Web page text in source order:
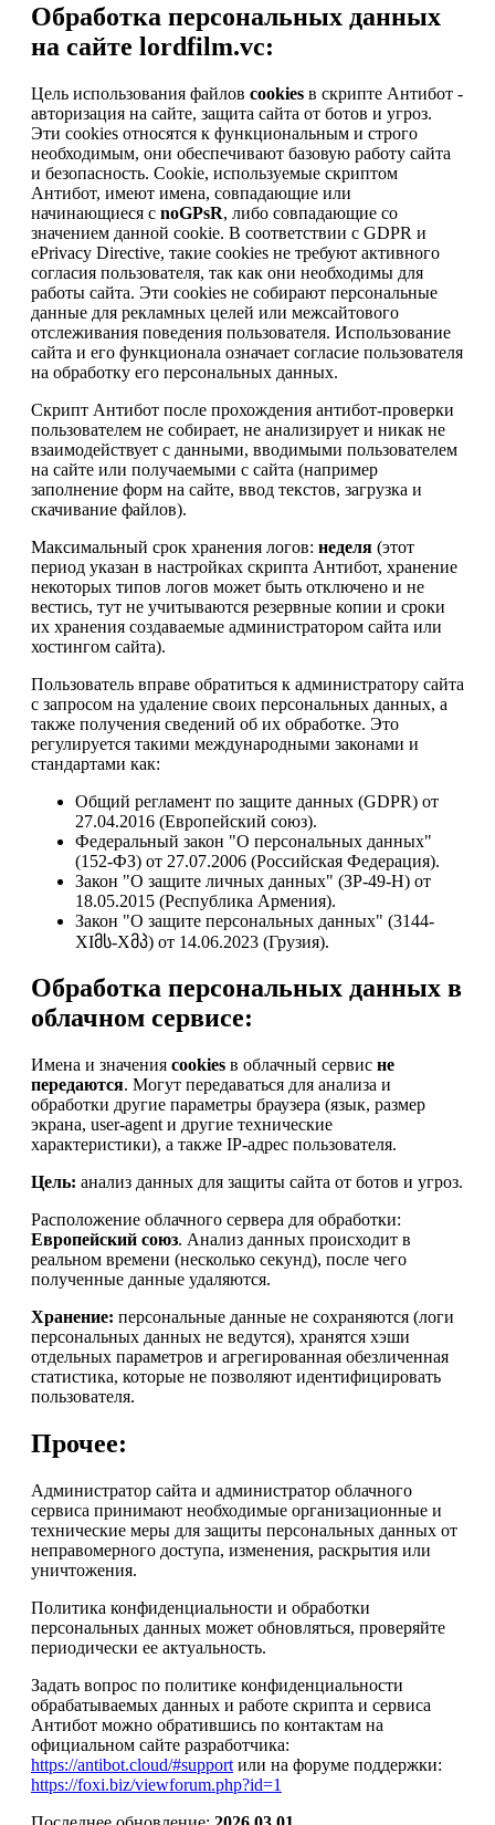
Обработка персональных данных
на сайте lordfilm.vc:
Цель использования файлов cookies в скрипте Антибот -
авторизация на сайте, защита сайта от ботов и угроз.
Эти cookies относятся к функциональным и строго
необходимым, они обеспечивают базовую работу сайта
и безопасность. Cookie, используемые скриптом
Антибот, имеют имена, совпадающие или
начинающиеся с noGPsR, либо совпадающие со
значением данной cookie. В соответствии с GDPR и
ePrivacy Directive, такие cookies не требуют активного
согласия пользователя, так как они необходимы для
работы сайта. Эти cookies не собирают персональные
данные для рекламных целей или межсайтового
отслеживания поведения пользователя. Использование
сайта и его функционала означает согласие пользователя
на обработку его персональных данных.
Скрипт Антибот после прохождения антибот-проверки
пользователем не собирает, не анализирует и никак не
взаимодействует с данными, вводимыми пользователем
на сайте или получаемыми с сайта (например
заполнение форм на сайте, ввод текстов, загрузка и
скачивание файлов).
Максимальный срок хранения логов: неделя (этот
период указан в настройках скрипта Антибот, хранение
некоторых типов логов может быть отключено и не
вестись, тут не учитываются резервные копии и сроки
их хранения создаваемые администратором сайта или
хостингом сайта).
Пользователь вправе обратиться к администратору сайта
с запросом на удаление своих персональных данных, а
также получения сведений об их обработке. Это
регулируется такими международными законами и
стандартами как:
Общий регламент по защите данных (GDPR) от
27.04.2016 (Европейский союз).
Федеральный закон "О персональных данных"
(152-ФЗ) от 27.07.2006 (Российская Федерация).
Закон "О защите личных данных" (ЗР-49-Н) от
18.05.2015 (Республика Армения).
Закон "О защите персональных данных" (3144-
XIმს-Xმპ) от 14.06.2023 (Грузия).
Обработка персональных данных в
облачном сервисе:
Имена и значения cookies в облачный сервис не
передаются. Могут передаваться для анализа и
обработки другие параметры браузера (язык, размер
экрана, user-agent и другие технические
характеристики), а также IP-адрес пользователя.
Цель: анализ данных для защиты сайта от ботов и угроз.
Расположение облачного сервера для обработки:
Европейский союз. Анализ данных происходит в
реальном времени (несколько секунд), после чего
полученные данные удаляются.
Хранение: персональные данные не сохраняются (логи
персональных данных не ведутся), хранятся хэши
отдельных параметров и агрегированная обезличенная
статистика, которые не позволяют идентифицировать
пользователя.
Прочее:
Администратор сайта и администратор облачного
сервиса принимают необходимые организационные и
технические меры для защиты персональных данных от
неправомерного доступа, изменения, раскрытия или
уничтожения.
Политика конфиденциальности и обработки
персональных данных может обновляться, проверяйте
периодически ее актуальность.
Задать вопрос по политике конфиденциальности
обрабатываемых данных и работе скрипта и сервиса
Антибот можно обратившись по контактам на
официальном сайте разработчика:
https://antibot.cloud/#support или на форуме поддержки:
https://foxi.biz/viewforum.php?id=1